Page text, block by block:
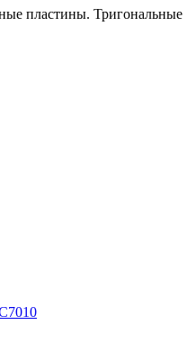
пластины. Тригональные